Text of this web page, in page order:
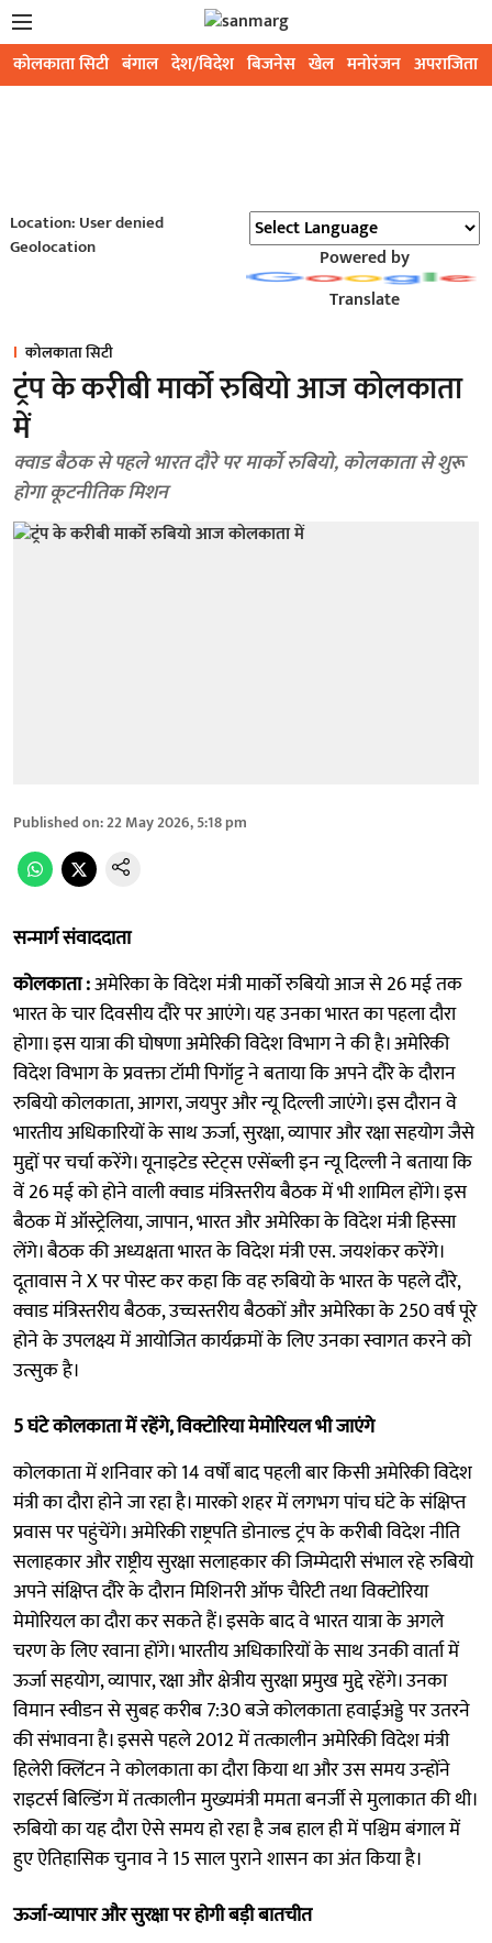
कोलकाता सिटी बंगाल देश/विदेश बिजनेस खेल मनोरंजन अपराजिता
Location: User denied
Geolocation
Powered by
Translate
कोलकाता सिटी
ट्रंप के करीबी मार्को रुबियो आज कोलकाता
में
क्वाड बैठक से पहले भारत दौरे पर मार्को रुबियो, कोलकाता से शुरू
होगा कूटनीतिक मिशन
Published on:22 May 2026, 5:18 pm
सन्मार्ग संवाददाता
कोलकाता :अमेरिका के विदेश मंत्री मार्को रुबियो आज से 26 मई तक
भारत के चार दिवसीय दौरे पर आएंगे। यह उनका भारत का पहला दौरा
होगा। इस यात्रा की घोषणा अमेरिकी विदेश विभाग ने की है। अमेरिकी
विदेश विभाग के प्रवक्ता टॉमी पिगॉट्ट ने बताया कि अपने दौरे के दौरान
रुबियो कोलकाता, आगरा, जयपुर और न्यू दिल्ली जाएंगे। इस दौरान वे
भारतीय अधिकारियों के साथ ऊर्जा, सुरक्षा, व्यापार और रक्षा सहयोग जैसे
मुद्दों पर चर्चा करेंगे। यूनाइटेड स्टेट्स एसेंब्ली इन न्यू दिल्ली ने बताया कि
वें 26 मई को होने वाली क्वाड मंत्रिस्तरीय बैठक में भी शामिल होंगे। इस
बैठक में ऑस्ट्रेलिया, जापान, भारत और अमेरिका के विदेश मंत्री हिस्सा
लेंगे। बैठक की अध्यक्षता भारत के विदेश मंत्री एस. जयशंकर करेंगे।
दूतावास ने X पर पोस्ट कर कहा कि वह रुबियो के भारत के पहले दौरे,
क्वाड मंत्रिस्तरीय बैठक, उच्चस्तरीय बैठकों और अमेरिका के 250 वर्ष पूरे
होने के उपलक्ष्य में आयोजित कार्यक्रमों के लिए उनका स्वागत करने को
उत्सुक है।
5 घंटे कोलकाता में रहेंगे, विक्टोरिया मेमोरियल भी जाएंगे
कोलकाता में शनिवार को 14 वर्षों बाद पहली बार किसी अमेरिकी विदेश
मंत्री का दौरा होने जा रहा है। मारको शहर में लगभग पांच घंटे के संक्षिप्त
प्रवास पर पहुंचेंगे। अमेरिकी राष्ट्रपति डोनाल्ड ट्रंप के करीबी विदेश नीति
सलाहकार और राष्ट्रीय सुरक्षा सलाहकार की जिम्मेदारी संभाल रहे रुबियो
अपने संक्षिप्त दौरे के दौरान मिशिनरी ऑफ चैरिटी तथा विक्टोरिया
मेमोरियल का दौरा कर सकते हैं। इसके बाद वे भारत यात्रा के अगले
चरण के लिए रवाना होंगे। भारतीय अधिकारियों के साथ उनकी वार्ता में
ऊर्जा सहयोग, व्यापार, रक्षा और क्षेत्रीय सुरक्षा प्रमुख मुद्दे रहेंगे। उनका
विमान स्वीडन से सुबह करीब 7:30 बजे कोलकाता हवाईअड्डे पर उतरने
की संभावना है। इससे पहले 2012 में तत्कालीन अमेरिकी विदेश मंत्री
हिलेरी क्लिंटन ने कोलकाता का दौरा किया था और उस समय उन्होंने
राइटर्स बिल्डिंग में तत्कालीन मुख्यमंत्री ममता बनर्जी से मुलाकात की थी।
रुबियो का यह दौरा ऐसे समय हो रहा है जब हाल ही में पश्चिम बंगाल में
हुए ऐतिहासिक चुनाव ने 15 साल पुराने शासन का अंत किया है।
ऊर्जा-व्यापार और सुरक्षा पर होगी बड़ी बातचीत